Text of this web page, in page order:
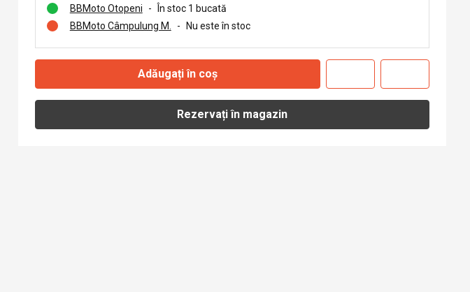
BBMoto Otopeni
-
În stoc 1 bucată
BBMoto Câmpulung M.
- Nu este în stoc
Adăugați în coș
Rezervați în magazin